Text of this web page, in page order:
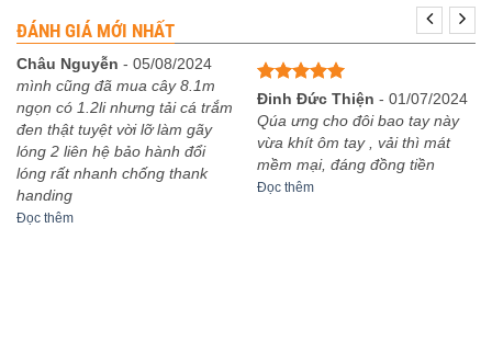
ĐÁNH GIÁ MỚI NHẤT
Châu Nguyễn - 05/08/2024
mình cũng đã mua cây 8.1m
ngọn có 1.2li nhưng tải cá trắm
đen thật tuyệt vời lỡ làm gãy
lóng 2 liên hệ bảo hành đổi
lóng rất nhanh chống thank
handing
Đọc thêm
Được xếp
hạng
sao
Đinh Đức Thiện - 01/07/2024
Qúa ưng cho đôi bao tay này
vừa khít ôm tay , vải thì mát
mềm mại, đáng đồng tiền
Đọc thêm